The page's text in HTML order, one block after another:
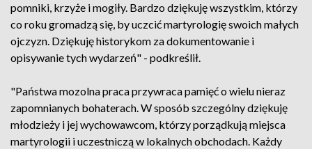
pomniki, krzyże i mogiły. Bardzo dziękuję wszystkim, którzy
co roku gromadzą się, by uczcić martyrologię swoich małych
ojczyzn. Dziękuję historykom za dokumentowanie i
opisywanie tych wydarzeń" - podkreślił.
"Państwa mozolna praca przywraca pamięć o wielu nieraz
zapomnianych bohaterach. W sposób szczególny dziękuję
młodzieży i jej wychowawcom, którzy porządkują miejsca
martyrologii i uczestniczą w lokalnych obchodach. Każdy